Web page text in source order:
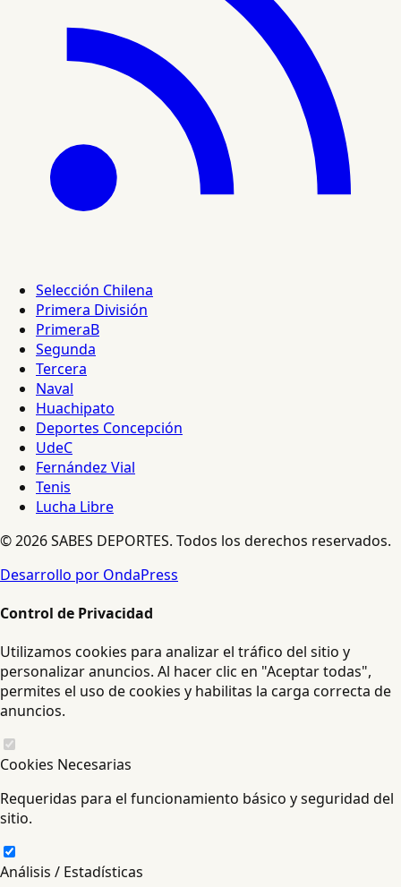
Selección Chilena
Primera División
PrimeraB
Segunda
Tercera
Naval
Huachipato
Deportes Concepción
UdeC
Fernández Vial
Tenis
Lucha Libre
© 2026 SABES DEPORTES. Todos los derechos reservados.
Desarrollo por OndaPress
Control de Privacidad
Utilizamos cookies para analizar el tráfico del sitio y
personalizar anuncios. Al hacer clic en "Aceptar todas",
permites el uso de cookies y habilitas la carga correcta de
anuncios.
Cookies Necesarias
Requeridas para el funcionamiento básico y seguridad del
sitio.
Análisis / Estadísticas